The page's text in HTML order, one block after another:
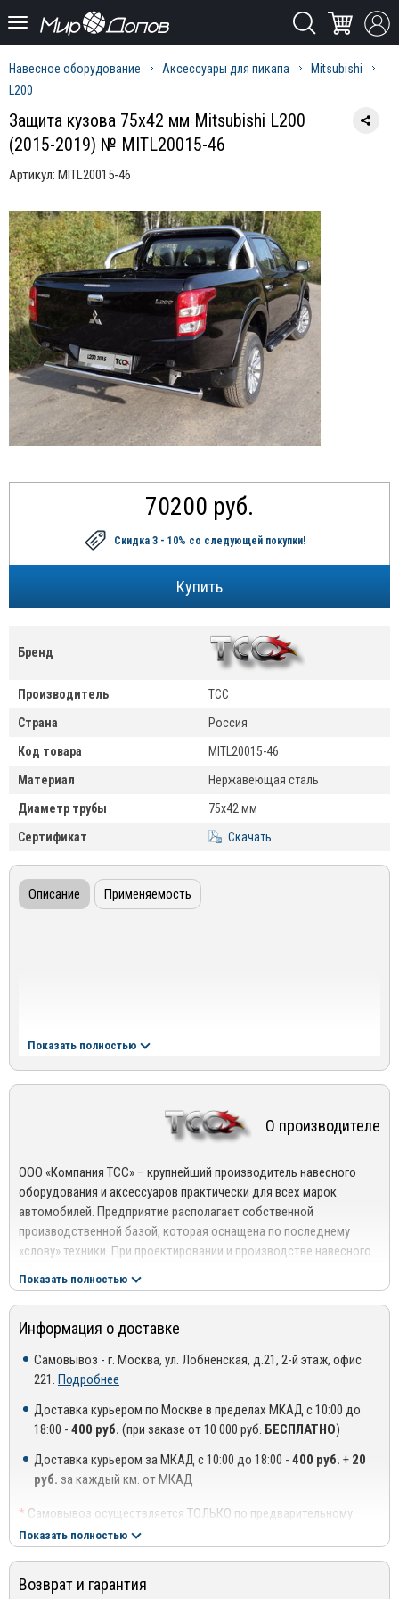
Навесное оборудование Аксессуары для пикапа
Mitsubishi
L200
Защита кузова 75х42 мм Mitsubishi L200
(2015-2019) № MITL20015-46
Артикул: MITL20015-46
70200 руб.
Скидка 3 - 10% со следующей покупки!
Бренд
Производитель
ТСС
Страна
Россия
Код товара
MITL20015-46
Материал
Нержавеющая сталь
Диаметр трубы
75х42 мм
Сертификат
Скачать
Описание Применяемость
Показать полностью
О производителе
ООО «Компания ТСС» – крупнейший производитель навесного
оборудования и аксессуаров практически для всех марок
автомобилей. Предприятие располагает собственной
производственной базой, которая оснащена по последнему
«слову» техники. При проектировании и производстве навесного
технологические решения.
Профессионализм, опыт и компетентность специалистов
компании в сочетании с применением высококачественных
материалов позволяет создавать качественные изделия,
отвечающие международным стандартам и нормам. Благодаря
отношения с ведущими автосалонами столицы и регионов.
Эстетичность – изделия создаются с учетом современных
Прочность – нержавеющая сталь высшего класса способна
выдерживать значительные механические и
Показать полностью
Информация о доставке
Самовывоз - г. Москва, ул. Лобненская, д.21, 2-й этаж, офис
221. Подробнее
Доставка курьером по Москве в пределах МКАД с 10:00 до
18:00 - 400 руб. (при заказе от 10 000 руб. БЕСПЛАТНО)
Доставка курьером за МКАД с 10:00 до 18:00 - 400 руб. + 20
руб. за каждый км. от МКАД
* Самовывоз осуществляется ТОЛЬКО по предварительному
согласованию с менеджером!
проходная ТЦ или БЦ).
Показать полностью
Возврат и гарантия